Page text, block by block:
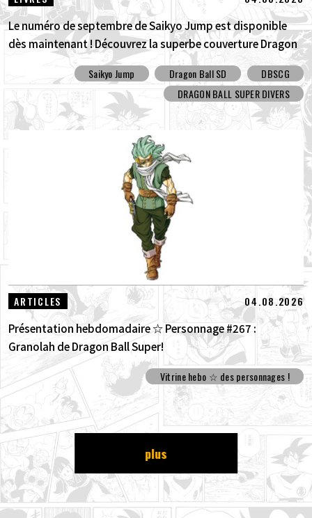
Le numéro de septembre de Saikyo Jump est disponible
dès maintenant ! Découvrez la superbe couverture Dragon
Ball SD et tous les bonus !
Saikyo Jump Dragon Ball SD
DBSCG
DRAGON BALL SUPER DIVERS
ARTICLES 04.08.2026
Présentation hebdomadaire ☆ Personnage #267 :
Granolah de Dragon Ball Super!
Vitrine hebo ☆ des personnages !
plus